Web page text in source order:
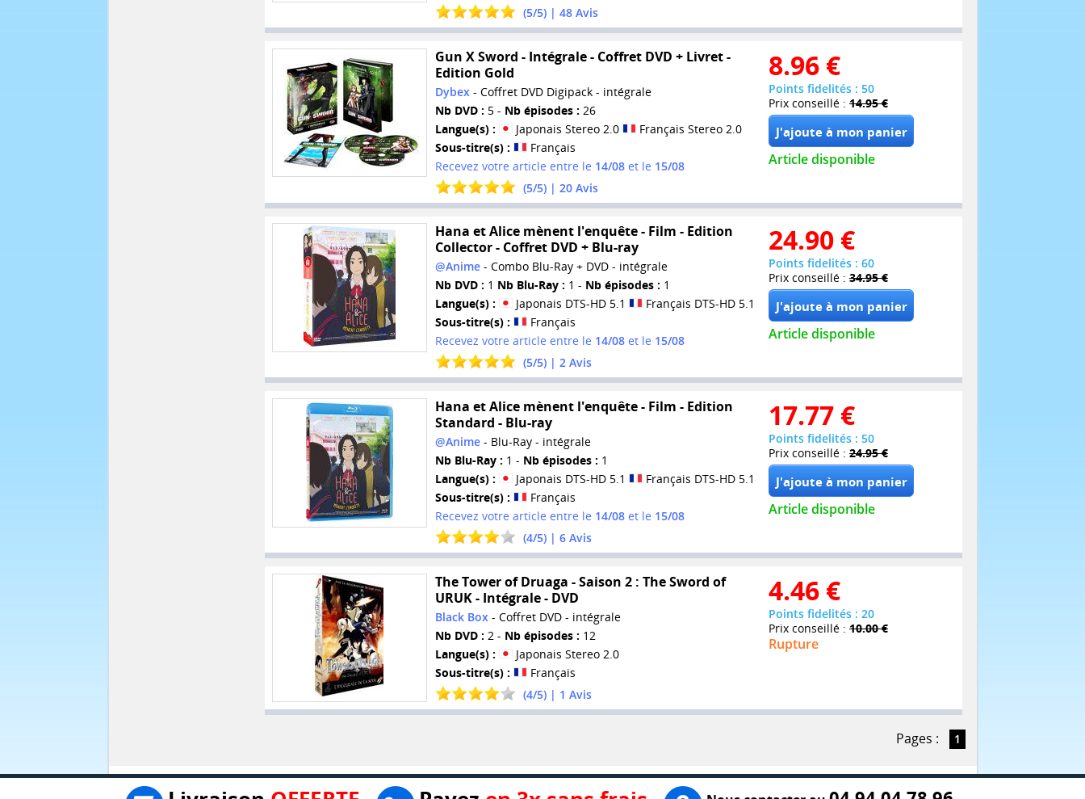
(5/5) | 48Avis
Gun X Sword - Intégrale - Coffret DVD + Livret -
Edition Gold
Dybex - Coffret DVD Digipack - intégrale
Nb DVD : 5 - Nb épisodes : 26
Langue(s) :
Japonais Stereo 2.0
Français Stereo 2.0
Sous-titre(s) :
Français
Recevez votre article entre le 14/08et le 15/08
(5/5) | 20Avis
8.96 €
Points fidelités : 50
Prix conseillé : 14.95 €
Article disponible
Hana et Alice mènent l'enquête - Film - Edition
Collector - Coffret DVD + Blu-ray
@Anime- Combo Blu-Ray + DVD - intégrale
Nb DVD : 1 Nb Blu-Ray : 1 - Nb épisodes : 1
Langue(s) :
Japonais DTS-HD 5.1
Français DTS-HD 5.1
Sous-titre(s) :
Français
Recevez votre article entre le 14/08et le 15/08
(5/5) | 2Avis
24.90 €
Points fidelités : 60
Prix conseillé : 34.95 €
Article disponible
Hana et Alice mènent l'enquête - Film - Edition
Standard - Blu-ray
@Anime- Blu-Ray - intégrale
Nb Blu-Ray : 1 - Nb épisodes : 1
Langue(s) :
Japonais DTS-HD 5.1
Français DTS-HD 5.1
Sous-titre(s) :
Français
Recevez votre article entre le 14/08et le 15/08
(4/5) | 6Avis
17.77 €
Points fidelités : 50
Prix conseillé : 24.95 €
Article disponible
The Tower of Druaga - Saison 2 : The Sword of
URUK - Intégrale - DVD
Black Box - Coffret DVD - intégrale
Nb DVD : 2 - Nb épisodes : 12
Langue(s) :
Japonais Stereo 2.0
Sous-titre(s) :
Français
(4/5) | 1 Avis
4.46 €
Points fidelités : 20
Prix conseillé : 10.00 €
Rupture
Pages : 1